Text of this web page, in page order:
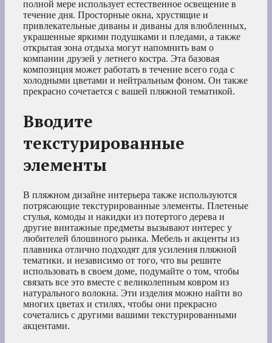
полной мере использует естественное освещение в
течение дня. Просторные окна, хрустящие и
привлекательные диваны и диваны для влюбленных,
украшенные яркими подушками и пледами, а также
открытая зона отдыха могут напомнить вам о
компании друзей у летнего костра. Эта базовая
композиция может работать в течение всего года с
холодными цветами и нейтральным фоном. Он также
прекрасно сочетается с вашей пляжной тематикой.
Вводите
текстурированные
элементы
В пляжном дизайне интерьера также используются
потрясающие текстурированные элементы. Плетеные
стулья, комоды и накидки из потертого дерева и
другие винтажные предметы вызывают интерес у
любителей блошиного рынка. Мебель и акценты из
плавника отлично подходят для усиления пляжной
тематики. и независимо от того, что вы решите
использовать в своем доме, подумайте о том, чтобы
связать все это вместе с великолепным ковром из
натурального волокна. Эти изделия можно найти во
многих цветах и стилях, чтобы они прекрасно
сочетались с другими вашими текстурированными
акцентами.